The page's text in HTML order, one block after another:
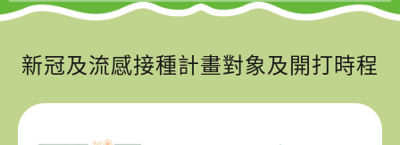
新冠及流感接種計畫對象及開打時程